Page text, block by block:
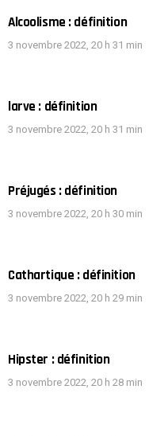
Alcoolisme : définition
3 novembre 2022, 20 h 31 min
larve : définition
3 novembre 2022, 20 h 31 min
Préjugés : définition
3 novembre 2022, 20 h 30 min
Cathartique : définition
3 novembre 2022, 20 h 29 min
Hipster : définition
3 novembre 2022, 20 h 28 min